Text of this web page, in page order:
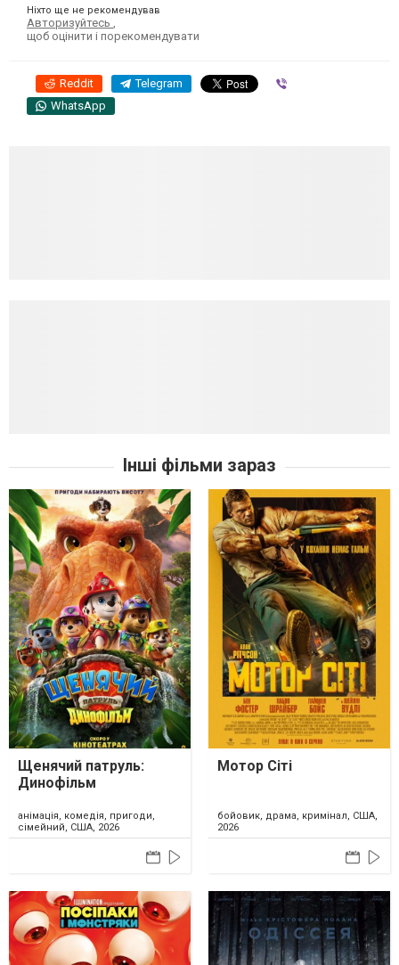
Ніхто ще не рекомендував
Авторизуйтесь ,
щоб оцінити і порекомендувати
Reddit Telegram
WhatsApp
Інші фільми зараз
Щенячий патруль:
Динофільм
анімація, комедія, пригоди,
сімейний, США, 2026
Мотор Сіті
бойовик, драма, кримінал, США,
2026